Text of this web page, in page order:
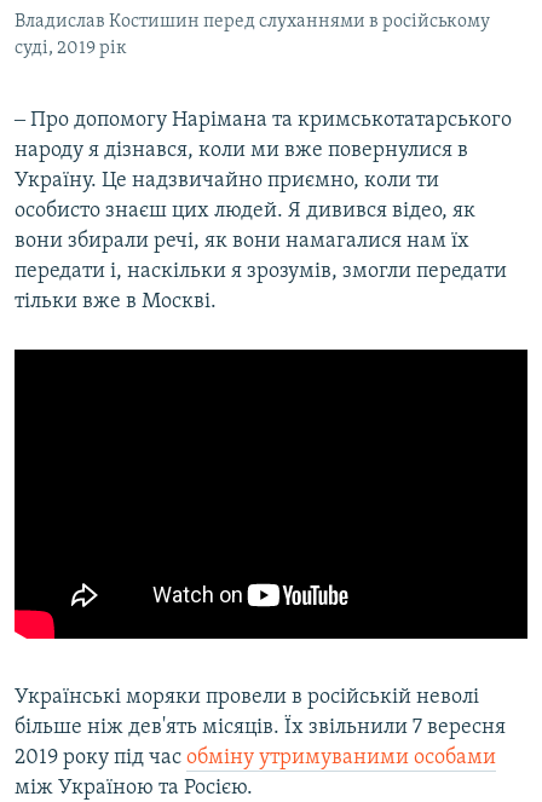
Владислав Костишин перед слуханнями в російському
суді, 2019 рік
‒ Про допомогу Нарімана та кримськотатарського
народу я дізнався, коли ми вже повернулися в
Україну. Це надзвичайно приємно, коли ти
особисто знаєш цих людей. Я дивився відео, як
вони збирали речі, як вони намагалися нам їх
передати і, наскільки я зрозумів, змогли передати
тільки вже в Москві.
Українські моряки провели в російській неволі
більше ніж дев'ять місяців. Їх звільнили 7 вересня
2019 року під час обміну утримуваними особами
між Україною та Росією.